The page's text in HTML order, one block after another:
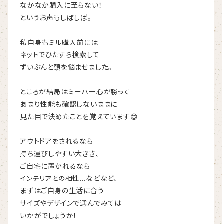
なかなか購入に至らない！
というお声もしばしば。
私自身もミル購入前には
ネットでひたすら検索して
ずいぶんと頭を悩ませました。
ところが結局はミーハー心が勝って
あまり性能も確認しないままに
見た目で決めたことを覚えています😅
アウトドアをされるなら
持ち運びしやすい大きさ、
ご自宅に置かれるなら
インテリアとの相性…などなど、
まずはご自身の生活に合う
サイズやデザインで選んでみては
いかがでしょうか！